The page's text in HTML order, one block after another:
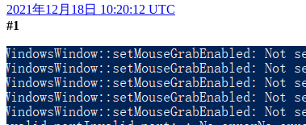
2021年12月18日 10:20:12 UTC
#1